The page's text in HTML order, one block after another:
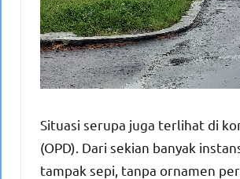
Situasi serupa juga terlihat di
(OPD). Dari sekian banyak
tampak sepi, tanpa ornamen